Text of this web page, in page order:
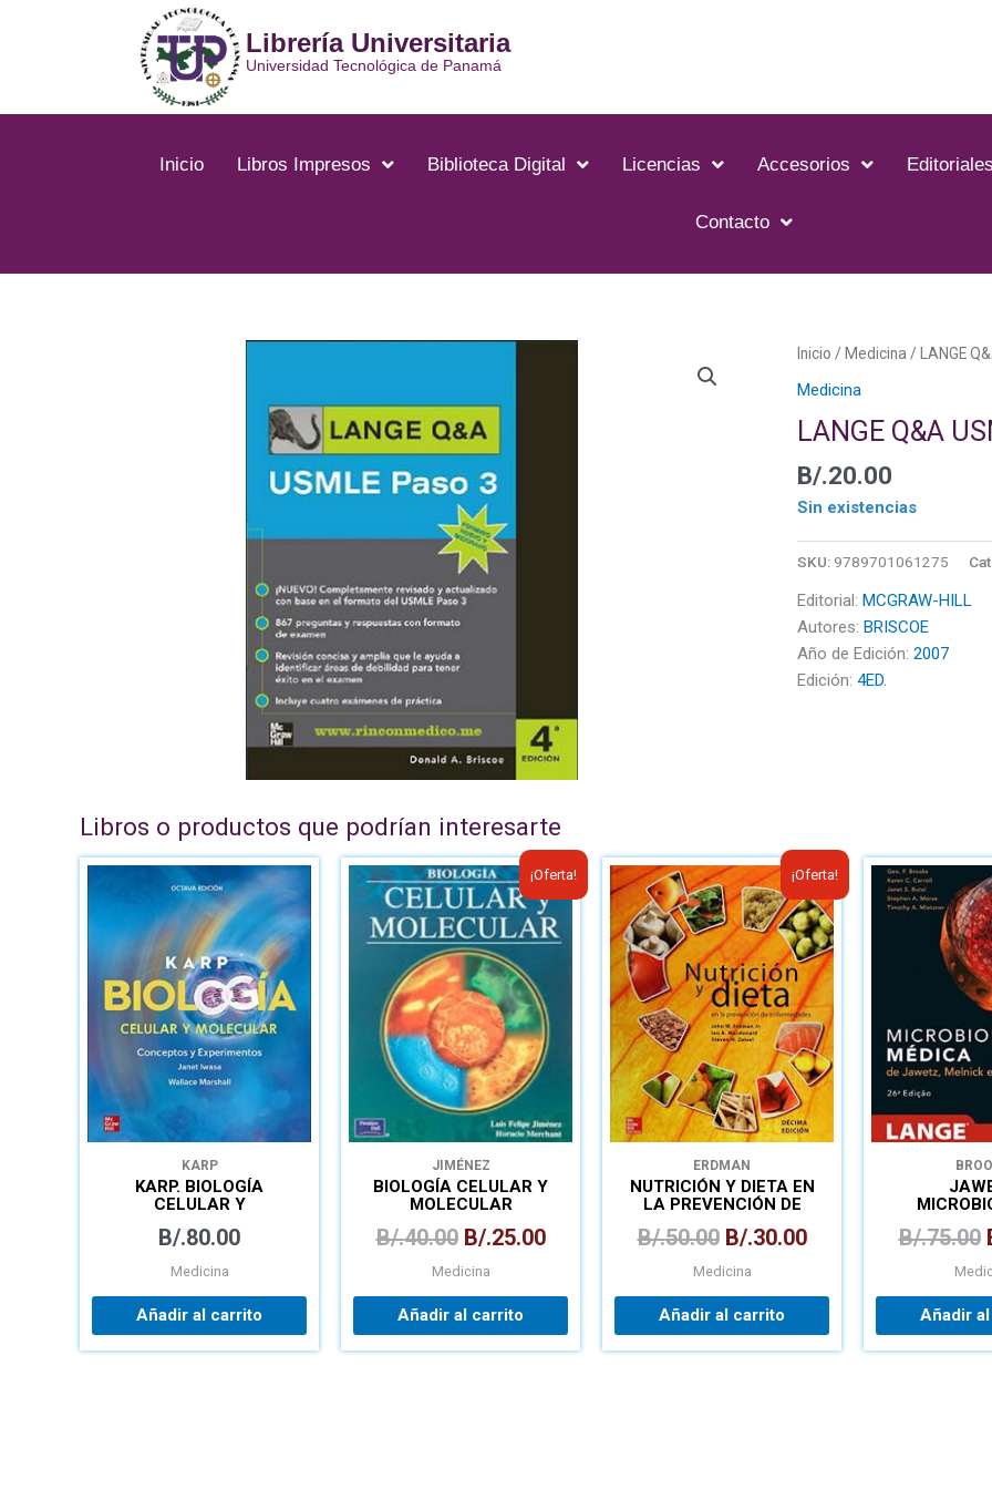
Librería Universitaria
Universidad Tecnológica de Panamá
Inicio Libros Impresos Biblioteca Digital Licencias Accesorios Editoriales
Contacto
Inicio / Medicina / LANGE
Medicina
LANGE Q&A
B/.20.00
Sin existencias
SKU: 9789701061275
Editorial: MCGRAW-HILL
Autores: BRISCOE
Año de Edición: 2007
Edición: 4ED.
Libros o productos que podrían interesarte
KARP
KARP. BIOLOGÍA
CELULAR Y
CONCEPTOS Y
B/.80.00
Medicina
Añadir al carrito
¡Oferta!
JIMÉNEZ
BIOLOGÍA CELULAR Y
MOLECULAR
B/.40.00
El
precio
original
era:
B/.40.00.
B/.25.00
El
precio
actual
B/.25.00.
Medicina
Añadir al carrito
¡Oferta!
ERDMAN
NUTRICIÓN Y DIETA EN
LA PREVENCIÓN DE
B/.50.00
El
precio
original
era:
B/.50.00.
B/.30.00
El
precio
actual
es:
B/.30.00.
Medicina
Añadir al carrito
B/.75.00
Añadir